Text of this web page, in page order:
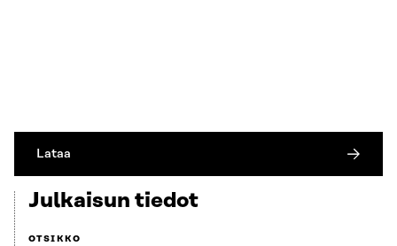
Lataa
Julkaisun tiedot
OTSIKKO